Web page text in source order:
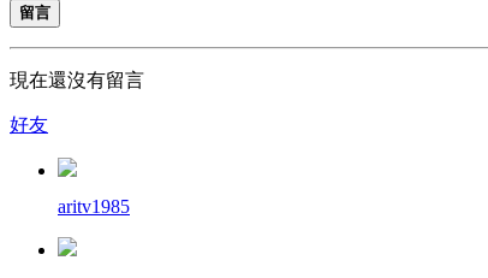
留言
現在還沒有留言
好友
aritv1985